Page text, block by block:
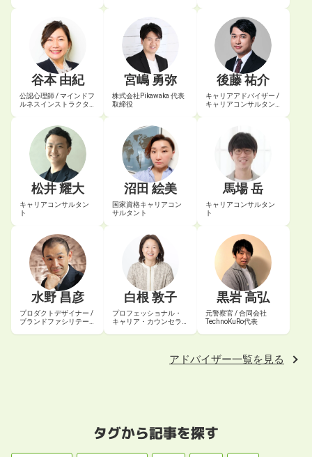
谷本 由紀
公認心理師 / マインドフ
ルネスインストラクタ
宮嶋 勇弥
株式会社Pikawaka 代表
取締役
後藤 祐介
キャリアアドバイザー /
キャリアコンサルタン
松井 耀大
キャリアコンサルタン
ト
沼田 絵美
国家資格キャリアコン
サルタント
馬場 岳
キャリアコンサルタン
ト
水野 昌彦
プロダクトデザイナー /
ブランドファシリテー
白根 敦子
プロフェッショナル・
キャリア・カウンセラ
黒岩 高弘
元警察官 / 合同会社
TechnoKuRo代表
アドバイザー一覧を見る
タグから記事を探す